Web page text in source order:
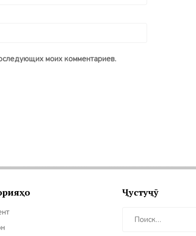
моих комментариев.
Ҷустуҷӯ